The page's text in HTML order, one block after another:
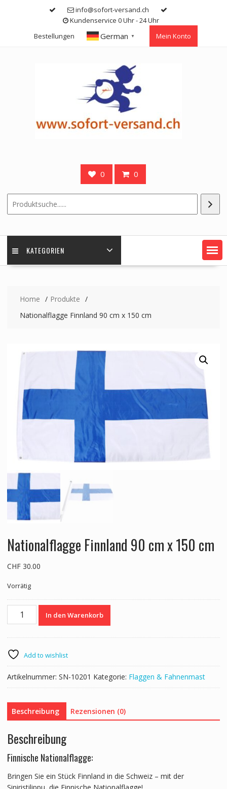
info@sofort-versand.ch
Kundenservice 0 Uhr - 24 Uhr
Bestellungen
German ▼ Mein Konto
0 0
KATEGORIEN
Home
Produkte
Nationalflagge Finnland 90 cm x 150 cm
Nationalflagge Finnland 90 cm x 150 cm
CHF30.00
Vorrätig
Nationalflagge
Finnland
x
150
cm
Menge
In den Warenkorb
Add to wishlist
Artikelnummer: SN-10201 Kategorie: Flaggen & Fahnenmast
Beschreibung Rezensionen (0)
Beschreibung
Finnische Nationalflagge:
Bringen Sie ein Stück Finnland in die Schweiz – mit der